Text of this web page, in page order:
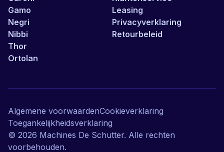
Gamo
Negri
Nibbi
Thor
Ortolan
Leasing
Privacyverklaring
Retourbeleid
© 2026 Machines De Schutter. Alle rechten
voorbehouden.
Algemene voorwaardenCookieverklaring
Toegankelijkheidsverklaring